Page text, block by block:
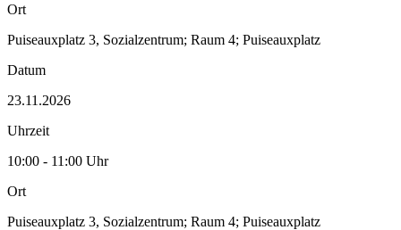
Ort
Puiseauxplatz 3, Sozialzentrum; Raum 4; Puiseauxplatz
Datum
23.11.2026
Uhrzeit
10:00 - 11:00 Uhr
Ort
Puiseauxplatz 3, Sozialzentrum; Raum 4; Puiseauxplatz